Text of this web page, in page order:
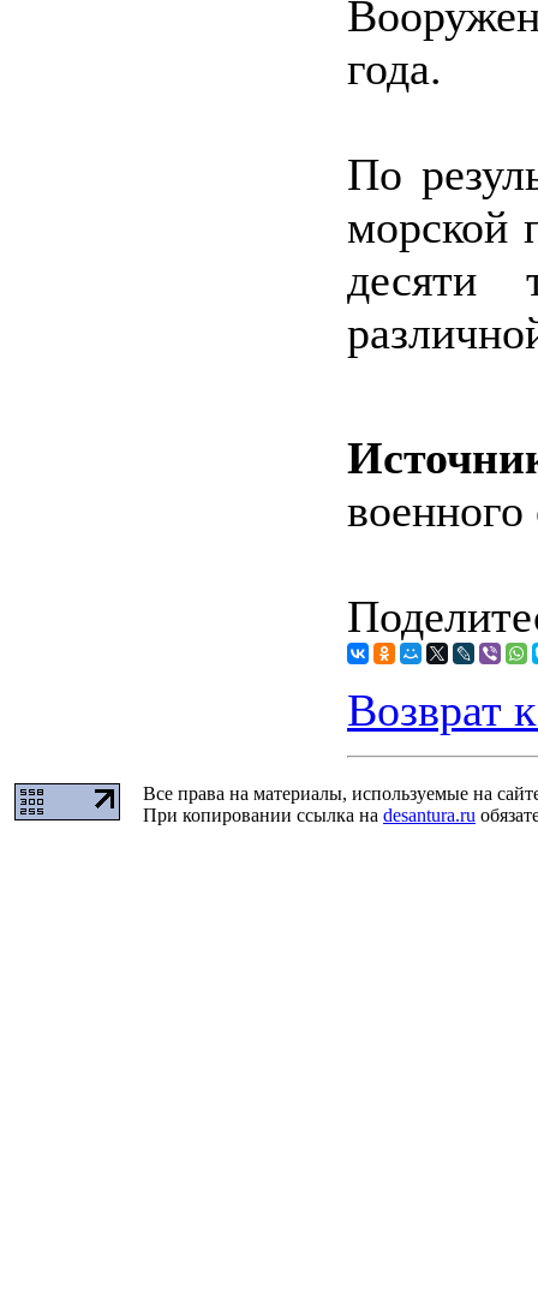
года.
По
морской
десяти
военного
Возврат
Все права на материалы, используемые на
При копировании ссылка на desantura.ru